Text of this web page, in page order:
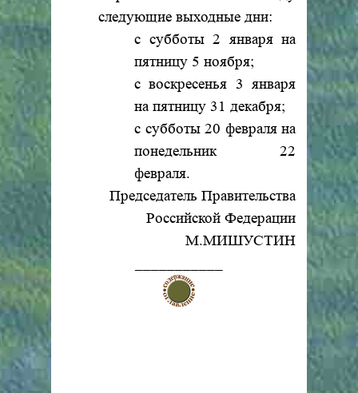
следующие выходные дни:
с субботы 2 января на
пятницу 5 ноября;
с воскресенья 3 января
на пятницу 31 декабря;
с субботы 20 февраля на
понедельник 22
февраля.
Председатель Правительства
Российской Федерации
М.МИШУСТИН